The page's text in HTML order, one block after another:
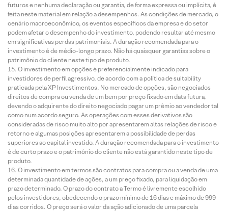
futuros e nenhuma declaração ou garantia, de forma expressa ou implícita, é
feita neste material em relação a desempenhos. As condições de mercado, o
cenário macroeconômico, os eventos específicos da empresa e do setor
podem afetar o desempenho do investimento, podendo resultar até mesmo
em significativas perdas patrimoniais. A duração recomendada para o
investimento é de médio-longo prazo. Não há quaisquer garantias sobre o
patrimônio do cliente neste tipo de produto.
O investimento em opções é preferencialmente indicado para
investidores de perfil agressivo, de acordo com a política de suitability
praticada pela XP Investimentos. No mercado de opções, são negociados
direitos de compra ou venda de um bem por preço fixado em data futura,
devendo o adquirente do direito negociado pagar um prêmio ao vendedor tal
como num acordo seguro. As operações com esses derivativos são
consideradas de risco muito alto por apresentarem altas relações de risco e
retorno e algumas posições apresentarem a possibilidade de perdas
superiores ao capital investido. A duração recomendada para o investimento
é de curto prazo e o patrimônio do cliente não está garantido neste tipo de
produto.
O investimento em termos são contratos para compra ou a venda de uma
determinada quantidade de ações, a um preço fixado, para liquidação em
prazo determinado. O prazo do contrato a Termo é livremente escolhido
pelos investidores, obedecendo o prazo mínimo de 16 dias e máximo de 999
dias corridos. O preço será o valor da ação adicionado de uma parcela